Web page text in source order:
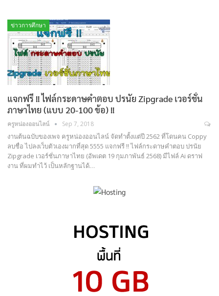
ข่าวการศึกษา
แจกฟรี !! ไฟล์กระดาษคำตอบ ปรนัย Zipgrade เวอร์ชั่น
ภาษาไทย (แบบ 20-100 ข้อ) !!
ครูหน่องออนไลน์ Sep 7, 2018
งานต้นฉบับของเพจ ครูหน่องออนไลน์ จัดทำตั้งแต่ปี 2562 ที่โดนคน Coppy
ลบชื่อ ไปลงเว็บตัวเองมากที่สุด 5555 แจกฟรี !! ไฟล์กระดาษคำตอบ ปรนัย
Zipgrade เวอร์ชั่นภาษาไทย (อัพเดต 19 กุมภาพันธ์ 2568) มีไฟล์ Ai ดราฟ
งาน ที่ผมทำไว้ เป็นหลักฐานได้…